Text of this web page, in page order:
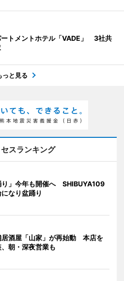
ートメントホテル「VADE」 3社共
っと見る
スランキング
り」今年も開催へ SHIBUYA109
なり盆踊り
居酒屋「山家」が再始動 本店を
朝・深夜営業も